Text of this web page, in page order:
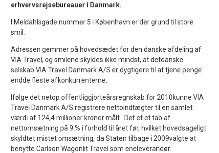
erhvervsrejsebureauer i Danmark.
I Meldahlsgade nummer 5 i København er der grund til store
smil.
Adressen gemmer på hovedsædet for den danske afdeling af
VIA Travel, og smilene skyldes ikke mindst, at detdanske
selskab VIA Travel Danmark A/S er dygtigere til at tjene penge
endde fleste afkonkurrenterne.
Ifølge det netop offentliggjorteårsregnskab for 2010kunne VIA
Travel Danmark A/S registrere nettoindtægter til en samlet
værdi af 124,4 millioner kroner målt.. Det et et tab af
nettomsætning på 9 % i forhold til året før, hvilket hovedsageligt
skyldtet mistet omsætning, da Staten tilbage i 2009valgte at
benytte Carlson Wagonlit Travel som eneleverandør.